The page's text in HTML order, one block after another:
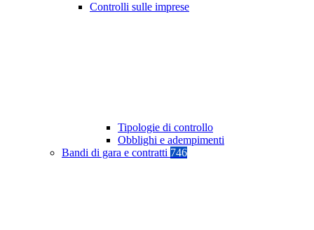
Controlli sulle imprese
Tipologie di controllo
Obblighi e adempimenti
Bandi di gara e contratti 746